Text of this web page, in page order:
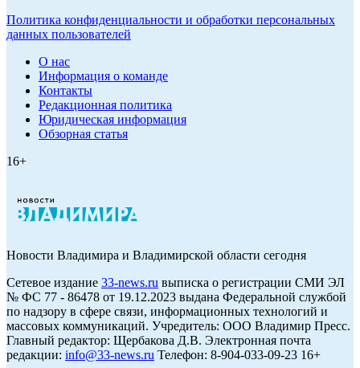
Политика конфиденциальности и обработки персональных
данных пользователей
О нас
Информация о команде
Контакты
Редакционная политика
Юридическая информация
Обзорная статья
16+
Новости Владимира и Владимирской области сегодня
Cетевое издание 33-news.ru выписка о регистрации СМИ ЭЛ
№ ФС 77 - 86478 от 19.12.2023 выдана Федеральной службой
по надзору в сфере связи, информационных технологий и
массовых коммуникаций. Учредитель: ООО Владимир Пресс.
Главный редактор: Щербакова Д.В. Электронная почта
редакции: info@33-news.ru Телефон: 8-904-033-09-23 16+